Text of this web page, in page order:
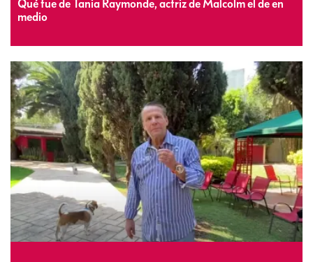
Qué fue de Tania Raymonde, actriz de Malcolm el de en
medio